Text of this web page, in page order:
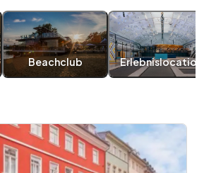
Beachclub Erlebnislocation